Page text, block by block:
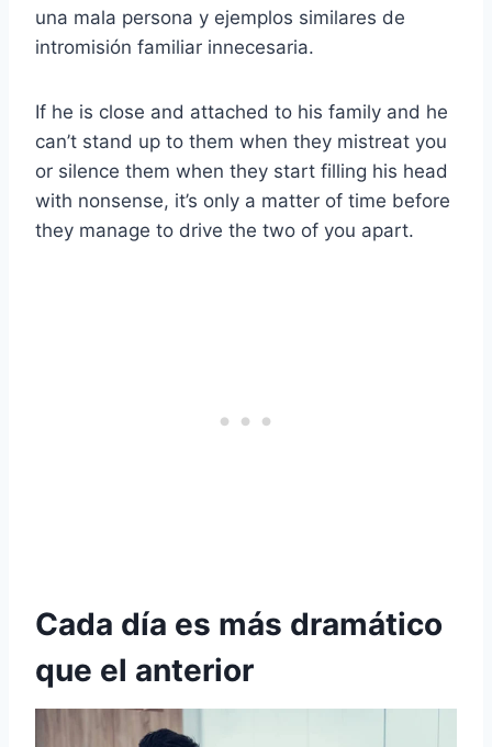
una mala persona y ejemplos similares de
intromisión familiar innecesaria.
If he is close and attached to his family and he
can’t stand up to them when they mistreat you
or silence them when they start filling his head
with nonsense, it’s only a matter of time before
they manage to drive the two of you apart.
Cada día es más dramático
que el anterior